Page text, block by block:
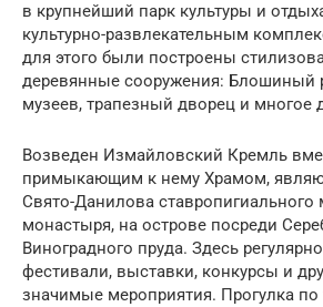
в крупнейший парк культуры и
культурно-развлекательным
для этого были построены
деревянные сооружения: Блошиный
музеев, трапезный дворец и многое
Возведен Измайловский Кремль
примыкающим к нему Храмом,
Свято-Данилова ставропигиального
монастыря, на острове посреди
Виноградного пруда. Здесь
фестивали, выставки, конкурсы и
значимые мероприятия. Прогулка по